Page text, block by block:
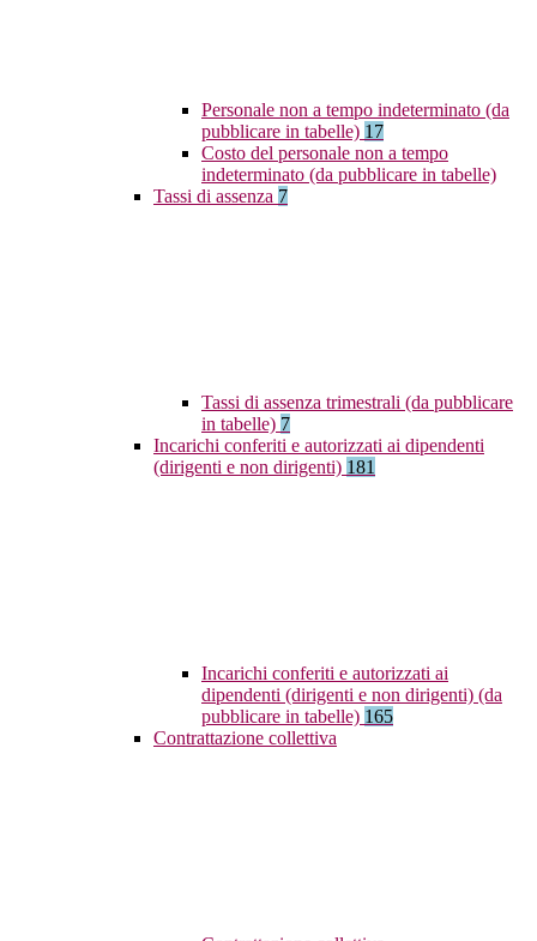
Personale non a tempo indeterminato (da
pubblicare in tabelle) 17
Costo del personale non a tempo
indeterminato (da pubblicare in tabelle)
Tassi di assenza 7
Tassi di assenza trimestrali (da pubblicare
in tabelle) 7
Incarichi conferiti e autorizzati ai dipendenti
(dirigenti e non dirigenti) 181
Incarichi conferiti e autorizzati ai
dipendenti (dirigenti e non dirigenti) (da
pubblicare in tabelle) 165
Contrattazione collettiva